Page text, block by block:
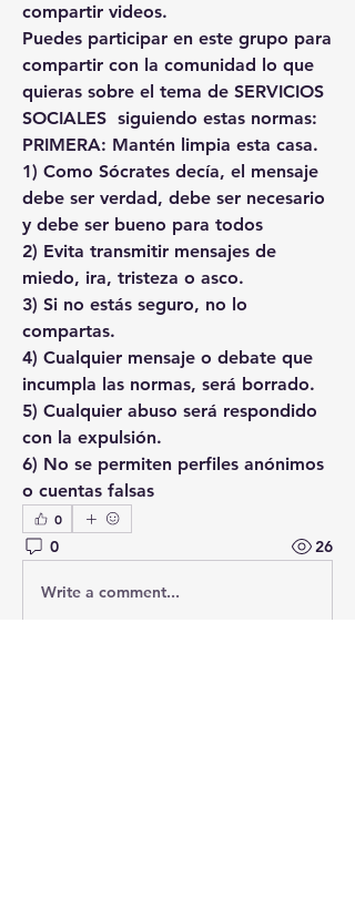
compartir videos.
Puedes participar en este grupo para
compartir con la comunidad lo que
quieras sobre el tema de SERVICIOS
SOCIALES  siguiendo estas normas:
PRIMERA: Mantén limpia esta casa.
1) Como Sócrates decía, el mensaje
debe ser verdad, debe ser necesario
y debe ser bueno para todos
2) Evita transmitir mensajes de
miedo, ira, tristeza o asco.
3) Si no estás seguro, no lo
compartas.
4) Cualquier mensaje o debate que
incumpla las normas, será borrado.
5) Cualquier abuso será respondido
con la expulsión.
6) No se permiten perfiles anónimos
o cuentas falsas
0
0 26
Write a comment...